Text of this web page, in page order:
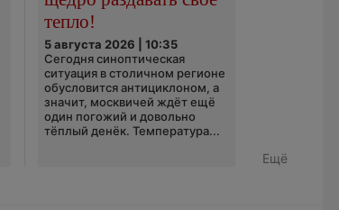
тепло!
5 августа 2026 | 10:35
Сегодня синоптическая
ситуация в столичном регионе
обусловится антициклоном, а
значит, москвичей ждёт ещё
один погожий и довольно
тёплый денёк. Температура...
Ещё